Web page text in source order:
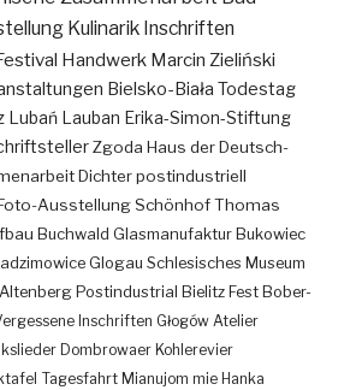
Kulinarik Inschriften
Handwerk Marcin Zieliński
Bielsko-Biała Todestag
Lubań Lauban Erika-Simon-Stiftung
Zgoda Haus der Deutsch-
Dichterpostindustriell
AusstellungSchönhofThomas
Buchwald Glasmanufaktur Bukowiec
Glogau Schlesisches Museum
Altenberg Postindustrial Bielitz Fest Bober-
Inschriften Głogów Atelier
Dombrowaer Kohlerevier
Tagesfahrt Mianujom mie Hanka